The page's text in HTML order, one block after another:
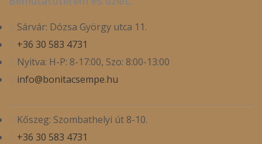
Sárvár: Dózsa György utca 11.
+36 30 583 4731
Nyitva: H-P: 8-17:00, Szo: 8:00-13:00
info@bonitacsempe.hu
Kőszeg: Szombathelyi út 8-10.
+36 30 583 4731